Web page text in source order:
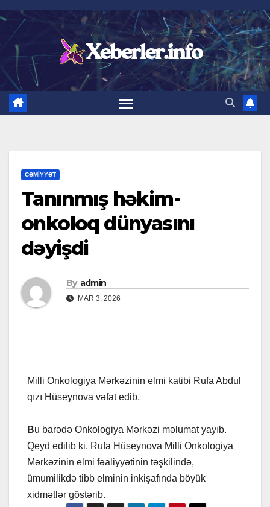
Skip
content
CƏMIYYƏT
Tanınmış həkim-
onkoloq dünyasını
dəyişdi
By admin
MAR 3, 2026
Milli Onkologiya Mərkəzinin elmi katibi Rufa Abdul
qızı Hüseynova vəfat edib.
Bu barədə Onkologiya Mərkəzi məlumat yayıb.
Qeyd edilib ki, Rufa Hüseynova Milli Onkologiya
Mərkəzinin elmi fəaliyyətinin təşkilində,
ümumilikdə tibb elminin inkişafında böyük
xidmətlər göstərib.